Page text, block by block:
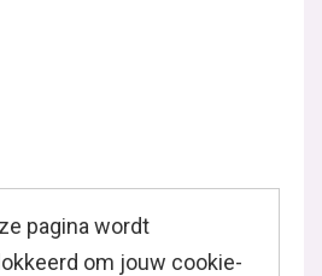
pagina wordt
om jouw cookie-